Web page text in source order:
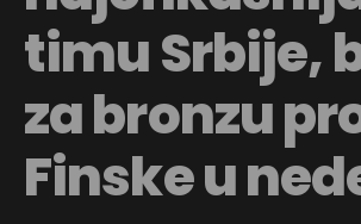
timu Srbije,
za bronzu
Finske u